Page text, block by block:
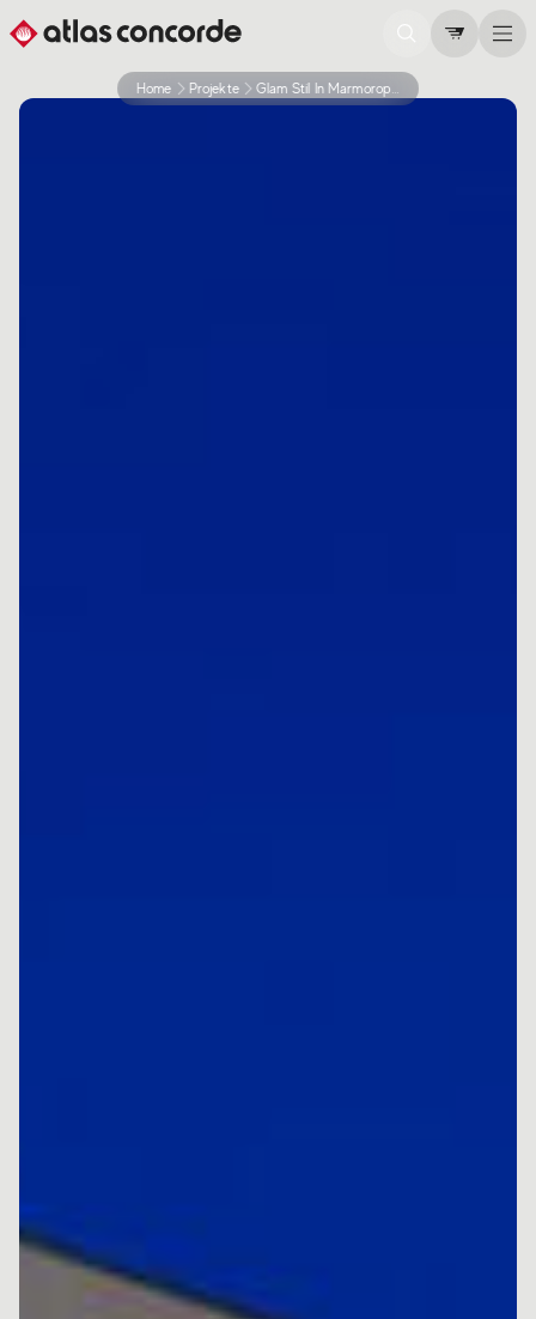
Home Projekte Glam Stil In Marmoroptik Fuer B The Hotel